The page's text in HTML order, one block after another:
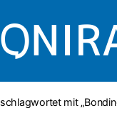
Shop
mit